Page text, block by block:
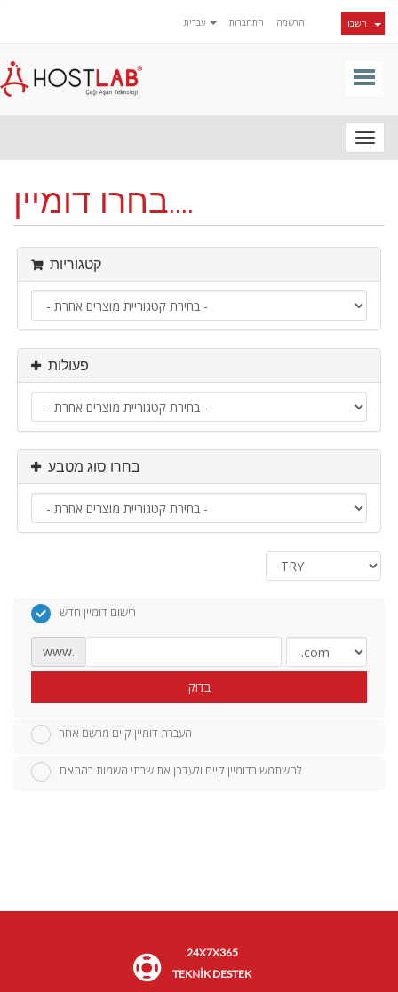
התחברות הרשמה
בחרו דומיין....
קטגוריות
פעולות
בחרו סוג מטבע
רישום דומיין חדש
www.
בדוק
העברת דומיין קיים מרשם אחר
להשתמש בדומיין קיים ולעדכן את שרתי השמות בהתאם
24X7X365
TEKNİK DESTEK